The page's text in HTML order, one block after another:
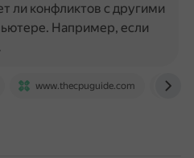
www.thecpuguide.com
ли конфликтов с другими
Например, если